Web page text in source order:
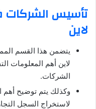
تأسيس الشركات
لاين
يتضمن هذا القسم
لاين أهم المعلومات
الشركات.
وكذلك يتم توضيح أهم
لاستخراج السجل